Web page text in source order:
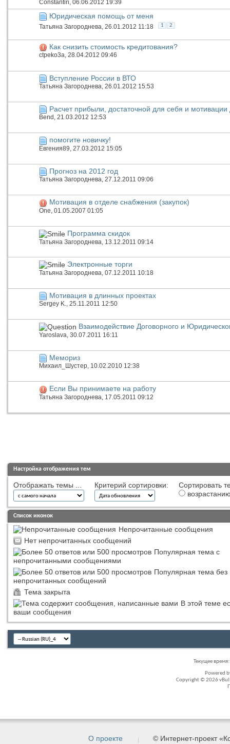
Constantin, 06.06.2012 19:39
Юридическая помощь от меня
Татьяна Загороднева, 26.01.2012 11:18 1 2
Как снизить стоимость кредитования?
ctpeko3a, 28.04.2012 09:46
Вступление России в ВТО
Татьяна Загороднева, 26.01.2012 15:53
Расчет прибыли, достаточной для себя и мотивации
Bend , 21.03.2012 12:53
помогите новичку!
Евгения89 , 27.03.2012 15:05
Прогноз на 2012 год
Татьяна Загороднева, 27.12.2011 09:06
Мотивация в отделе снабжения (закупок)
One , 01.05.2007 01:05
Программа скидок
Татьяна Загороднева , 13.12.2011 09:14
Электронные торги
Татьяна Загороднева, 07.12.2011 10:18
Мотивация в длинных проектах
Sergey K., 25.11.2011 12:50
Взаимодействие Договорного и
Yaroslava, 30.07.2011 16:11
Мемориз
Михаил_Шустер, 10.02.2010 12:38
Если Вы принимаете на работу
Татьяна Загороднева , 17.05.2011 09:12
Настройка отображения тем
Отображать темы ... Критерий сортировки:
Сортировать
Список иконок
Непрочитанные сообщения
Нет непрочитанных сообщений
Популярная тема с
непрочитанными сообщениями
Популярная тема без
непрочитанных сообщений
Тема закрыта
В этой теме
ваши сообщения
Текущее время:
Powered
Copyright © 2026
О проекте © Интернет-проект